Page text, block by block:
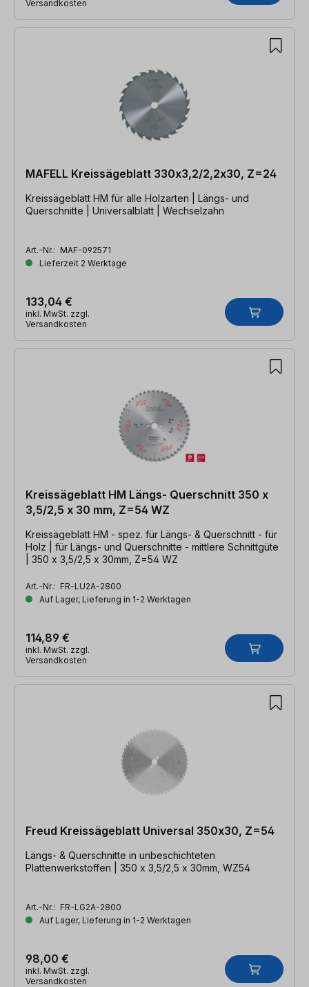
Versandkosten
MAFELL Kreissägeblatt 330x3,2/2,2x30, Z=24
Kreissägeblatt HM für alle Holzarten | Längs- und
Querschnitte | Universalblatt | Wechselzahn
Art.-Nr.: MAF-092571
Lieferzeit 2 Werktage
133,04 €
inkl. MwSt. zzgl.
Versandkosten
Kreissägeblatt HM Längs- Querschnitt 350 x
3,5/2,5 x 30 mm, Z=54 WZ
Kreissägeblatt HM - spez. für Längs- & Querschnitt - für
Holz | für Längs- und Querschnitte - mittlere Schnittgüte
| 350 x 3,5/2,5 x 30mm, Z=54 WZ
Art.-Nr.: FR-LU2A-2800
Auf Lager, Lieferung in 1-2 Werktagen
114,89 €
inkl. MwSt. zzgl.
Versandkosten
Freud Kreissägeblatt Universal 350x30, Z=54
Längs- & Querschnitte in unbeschichteten
Plattenwerkstoffen | 350 x 3,5/2,5 x 30mm, WZ54
Art.-Nr.: FR-LG2A-2800
Auf Lager, Lieferung in 1-2 Werktagen
98,00 €
inkl. MwSt. zzgl.
Versandkosten